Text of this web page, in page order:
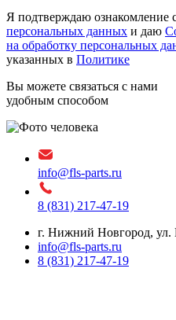
Я подтверждаю ознакомление
персональных данных и даю
на обработку персональных
указанных в Политике
Вы можете связаться с нами
удобным способом
info@fls-parts.ru
8 (831) 217-47-19
г. Нижний Новгород, ул.
info@fls-parts.ru
8 (831) 217-47-19